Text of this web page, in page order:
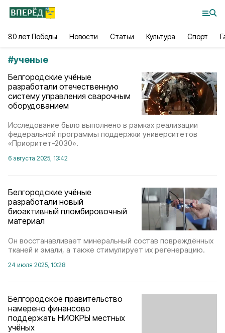
80 лет Победы Новости Статьи Культура Спорт
#ученые
Белгородские учёные
разработали отечественную
систему управления сварочным
оборудованием
Исследование было выполнено в рамках реализации
федеральной программы поддержки университетов
«Приоритет-2030».
6 августа 2025, 13:42
Белгородские учёные
разработали новый
биоактивный пломбировочный
материал
Он восстанавливает минеральный состав повреждённых
тканей и эмали, а также стимулирует их регенерацию.
24 июля 2025, 10:28
Белгородское правительство
намерено финансово
поддержать НИОКРЫ местных
учёных